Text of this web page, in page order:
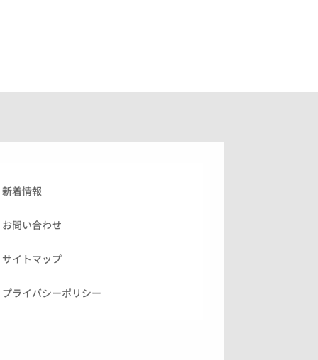
新着情報
お問い合わせ
サイトマップ
プライバシーポリシー